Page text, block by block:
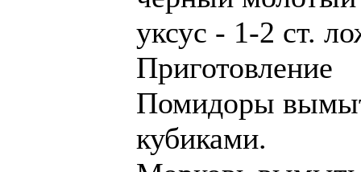
уксус - 1-2 ст.
Приготовление
Помидоры
кубиками.